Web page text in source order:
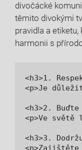
divočácké
těmito divokými
pravidla a
harmonii s
<h3>1.
<p>Je
<h3>2.
<p>Ve
<h3>3.